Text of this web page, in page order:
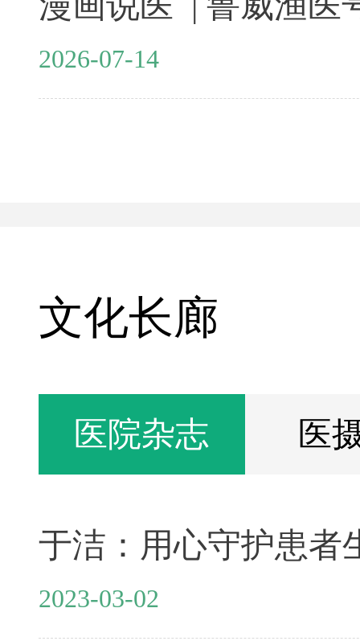
2026-07-14
文化长廊
医院杂志 医
于洁：用心守护患者
2023-03-02